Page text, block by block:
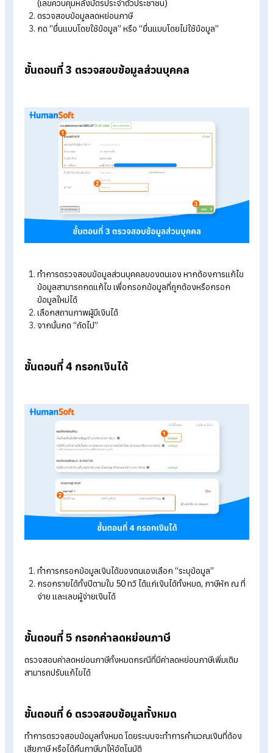
กดยื่นแบบ ภ.ง.ด.90/91
เลือกวิธีการเข้าสู่ระบบเพื่อทำการดึงข้อมูลลดหย่อน โดยสามา
เข้าสู่ระบบได้ 2 วิธี คือ เข้าสู่ระบบด้วย Digital ID และ Laser
(เลขควบคุมหลังบัตรประจำตัวประชาชน)
ตรวจสอบข้อมูลลดหย่อนภาษี
ข้อมูลสามารถกดแก้ไข เพื่อกรอกข้อมูลที่ถูกต้องหรือกรอก
ข้อมูลใหม่ได้
เลือกสถานภาพผู้มีเงินได้
ขั้นตอนที่ 4 กรอกเงินได้